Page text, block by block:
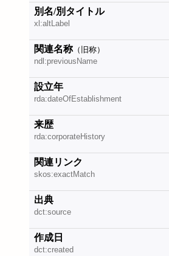
別名/別タイトル
xl:altLabel
関連名称（旧称）
ndl:previousName
設立年
rda:dateOfEstablishment
来歴
rda:corporateHistory
関連リンク
skos:exactMatch
出典
dct:source
作成日
dct:created